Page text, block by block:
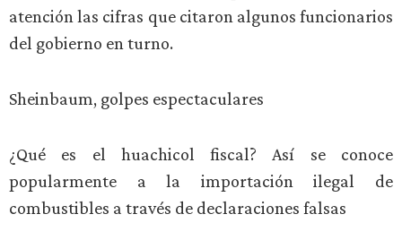
atención las cifras que citaron algunos funcionarios
del gobierno en turno.
Sheinbaum, golpes espectaculares
¿Qué es el huachicol fiscal? Así se conoce
popularmente a la importación ilegal de
combustibles a través de declaraciones falsas